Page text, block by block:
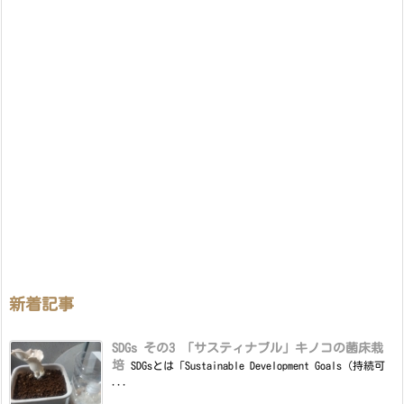
新着記事
SDGs その3 「サスティナブル」キノコの菌床栽
培 SDGsとは「Sustainable Development Goals（持続可